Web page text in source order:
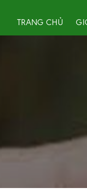
TRANG CHỦ